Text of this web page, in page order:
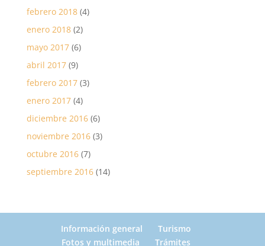
febrero 2018(4)
enero 2018(2)
mayo 2017(6)
abril 2017(9)
febrero 2017(3)
enero 2017(4)
diciembre 2016(6)
noviembre 2016(3)
octubre 2016(7)
septiembre 2016(14)
Información general
Turismo
Fotos y multimedia
Trámites